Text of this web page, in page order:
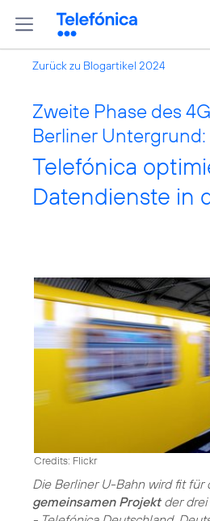
Zurück zu Blogartikel 2024
Zweite Phase des
Berliner Untergrund:
Telefónica
Datendienste in
Credits: Flickr
Die Berliner U-Bahn wird fit für
gemeinsamen Projektder drei